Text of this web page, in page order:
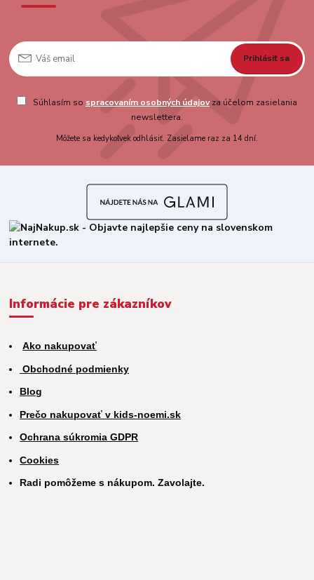
Prihlásiť sa
Súhlasím so spracovaním osobných údajovza účelom zasielania
newslettera.
Môžete sa kedykoľvek odhlásiť. Zasielame raz za 14 dní.
Informácie pre zákazníkov
Ako nakupovať
Obchodné podmienky
Blog
Prečo nakupovať v kids-noemi.sk
Ochrana súkromia GDPR
Cookies
Radi pomôžeme s nákupom. Zavolajte.